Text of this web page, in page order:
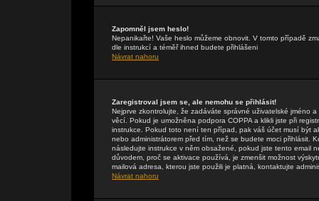
Zapomněl jsem heslo!
Nepanikařte! Vaše heslo můžeme obnovit. V tomto případě
dle instrukcí a téměř ihned budete přihlášeni
Návrat nahoru
Zaregistroval jsem se, ale nemohu se přihlásit!
Nejprve zkontrolujte, že zadáváte správné uživatelské jméno
věcí. Pokud je umožněna podpora COPPA a klikli jste při
instrukce. Pokud toto není ten případ, pak váš účet musí být
nebo administrátorem před tím, než se budete moci přihlásit.
následujte instrukce v něm obsažené, pokud jste tento email
důvodem, proč se aktivace používá, je zmenšit možnost
mailová adresa, kterou jste použili je platná, kontaktujte
Návrat nahoru